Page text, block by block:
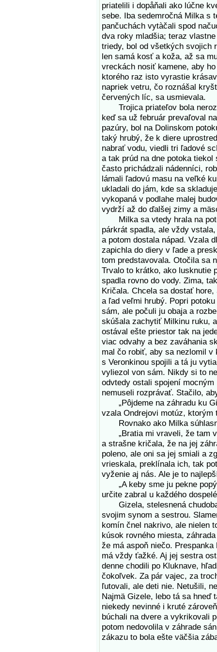
priatelili i dopåňali ako lúčne
sebe. Iba sedemročná Milka s
pančuchách vytàčali spod
dva roky mladšia; teraz
triedy, bol od všetkých svojich
len samá kosť a koža, až sa
vreckách nosiť kamene, aby
ktorého raz isto vyrastie
napriek vetru, čo roznášal
červených líc, sa usmievala.
Trojica priateľov bola
keď sa už február prevaľoval
pazúry, bol na Dolinskom
taký hrubý, že k diere
nabrať vodu, viedli tri ľadové
a tak prúd na dne potoka
často prichádzali nádenníci,
lámali ľadovú masu na veľké
ukladali do jám, kde sa
vykopaná v podlahe malej
vydrží až do ďalšej zimy a
Milka sa vtedy hrala na
párkrát spadla, ale vždy
a potom dostala nápad. Vzala
zapichla do diery v ľade a
tom predstavovala. Otočila sa
Trvalo to krátko, ako lusknutie
spadla rovno do vody. Zima,
Kričala. Chcela sa dostať
a ľad veľmi hrubý. Popri
sám, ale počuli ju obaja a
skúšala zachytiť Milkinu ruku,
ostával ešte priestor tak na
viac odvahy a bez zaváhania
mal čo robiť, aby sa nezlomil v
s Veronkinou spojili a tá ju
vyliezol von sám. Nikdy si to
odvtedy ostali spojení
nemuseli rozprávať. Stačilo,
„Pôjdeme na záhradu ku
vzala Ondrejovi motúz,
Rovnako ako Milka
„Bratia mi vraveli, že tam
a strašne kričala, že na jej
poleno, ale oni sa jej smiali a
vrieskala, preklínala ich, tak
vyženie aj nás. Ale je to
„A keby sme ju pekne
určite zabral u každého
Gizela, stelesnená
svojim synom a sestrou.
komín čnel nakrivo, ale nielen
kúsok rovného miesta,
že má aspoň niečo.
má vždy ťažké. Aj jej sestra
denne chodili po Kluknave,
čokoľvek. Za pár vajec, za
ľutovali, ale deti nie. Netušili,
Najmä Gizele, lebo tá sa hneď
niekedy nevinné i kruté
búchali na dvere a vykrikovali
potom nedovolila v záhrade
zákazu to bola ešte väčšia